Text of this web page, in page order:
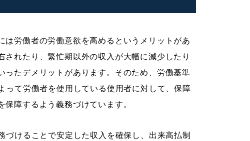
は労働者の労働意欲を高めるというメリットがあ
れたり、繁忙期以外の収入が大幅に減少したり
ったデメリットがあります。そのため、労働基準
って労働者を使用している使用者に対して、保障
障するよう義務づけています。
づけることで安定した収入を確保し、出来高払制